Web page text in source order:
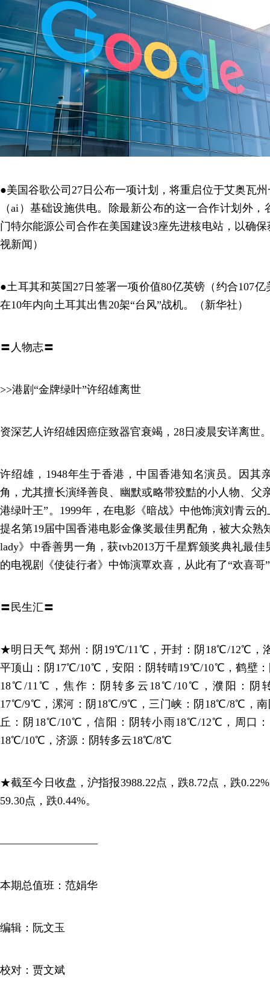
●美国谷歌公司27日公布一项计划，将重启位于艾奥瓦
（ai）基础设施供电。除最新公布的这一合作计划外
门特尔能源公司合作在美国建设3座先进核电站，以确
视新闻）
●土耳其和英国27日签署一项价值80亿英镑（约合107
在10年内向土耳其出售20架“台风”战机。（新华社）
〓人物志〓
>>港剧“金牌绿叶”许绍雄离世
资深艺人许绍雄因癌症致器官衰竭，28日凌晨安详离世
许绍雄，1948年生于香港，中国香港知名演员。因其
角，尤其擅长演绎善良、幽默或略带狡黠的小人物、父
港绿叶王”。1999年，在电影《暗战》中他饰演刘青云
提名第19届中国香港电影金像奖最佳男配角，被大众熟
lady》中香善男一角，获tvb2013万千星辉颁奖典礼最
的电视剧《使徒行者》中饰演覃欢喜，从此有了“欢喜哥
〓民生汇〓
★明日天气 郑州：阴19℃/11℃，开封：阴18℃/12℃，
平顶山：阴17℃/10℃，安阳：阴转晴19℃/10℃，鹤壁
18℃/11℃，焦作：阴转多云18℃/10℃，濮阳：阴
17℃/9℃，漯河：阴18℃/9℃，三门峡：阴18℃/8℃，
丘：阴18℃/10℃，信阳：阴转小雨18℃/12℃，周口
18℃/10℃，济源：阴转多云18℃/8℃
★截至今日收盘，沪指报3988.22点，跌8.72点，跌
59.30点，跌0.44%。
—————————
本期总值班：范娟华
编辑：阮文玉
校对：贾文斌